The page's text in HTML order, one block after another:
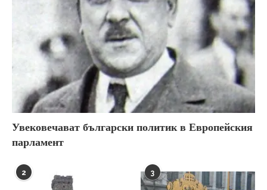
Увековечават български политик в Европейския
парламент
2 3